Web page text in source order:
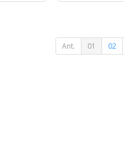
Ant. 01 02